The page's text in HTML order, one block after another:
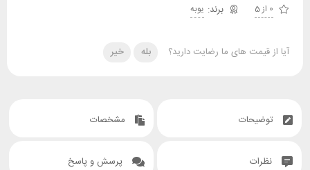
0 از 5
یوبه
آیا از قیمت های ما رضایت دارید؟ بله خیر
توضیحات مشخصات
نظرات پرسش و پاسخ